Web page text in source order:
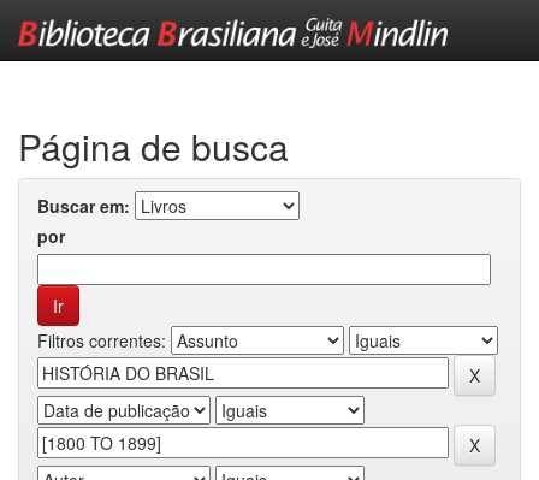
Página de busca
Buscar em:
por
Filtros correntes: